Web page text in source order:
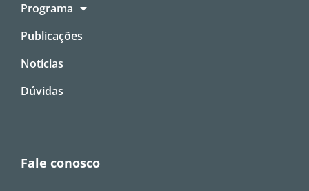
Programa
Publicações
Notícias
Dúvidas
Fale conosco